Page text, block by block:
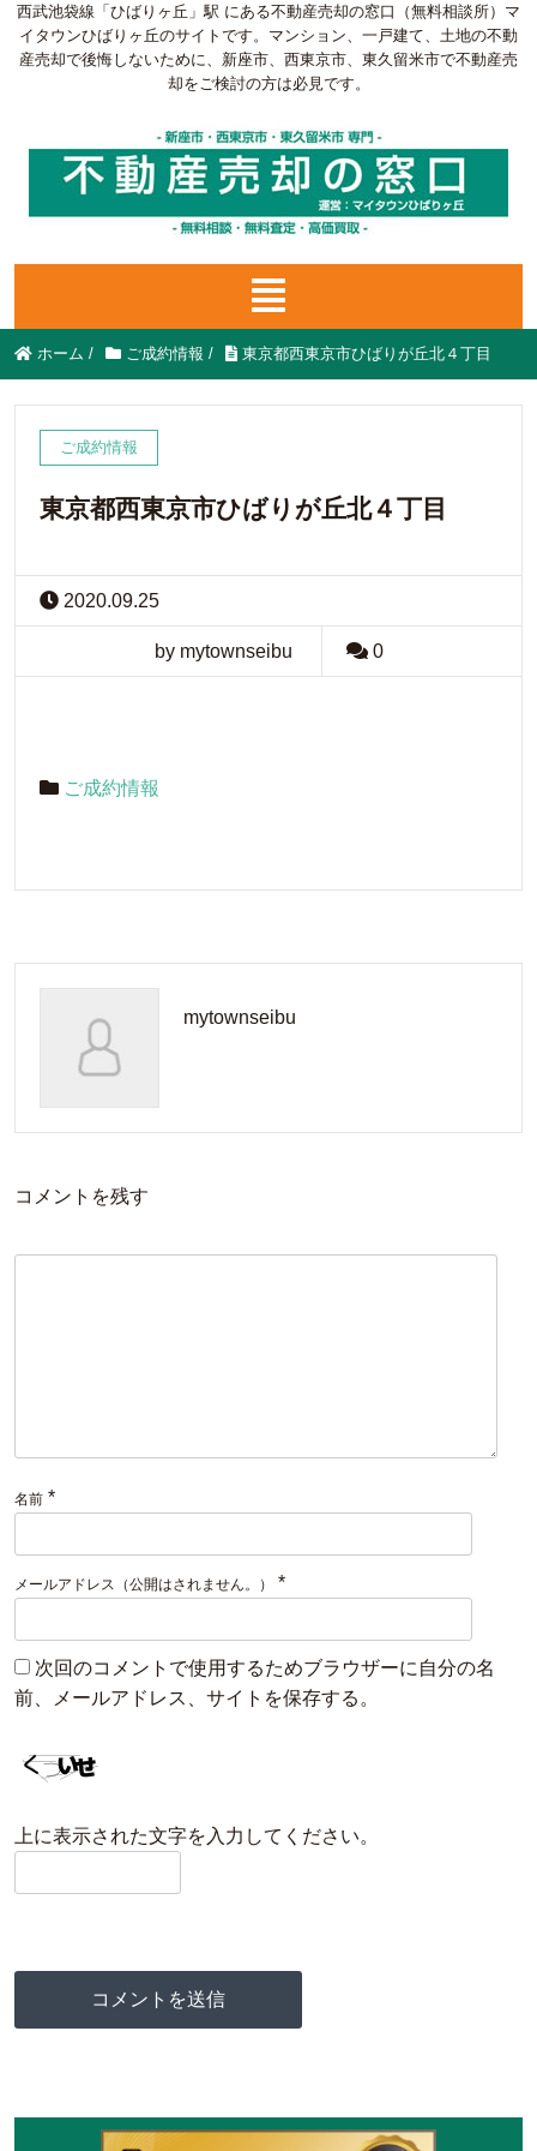
西武池袋線「ひばりヶ丘」駅 にある不動産売却の窓口（無料相談所）マ
イタウンひばりヶ丘のサイトです。マンション、一戸建て、土地の不動
産売却で後悔しないために、新座市、西東京市、東久留米市で不動産売
却をご検討の方は必見です。
ホーム / ご成約情報 / 東京都西東京市ひばりが丘北４丁目
ご成約情報
東京都西東京市ひばりが丘北４丁目
2020.09.25
by mytownseibu 0
ご成約情報
mytownseibu
コメントを残す
名前 *
メールアドレス（公開はされません。） *
次回のコメントで使用するためブラウザーに自分の名
前、メールアドレス、サイトを保存する。
上に表示された文字を入力してください。